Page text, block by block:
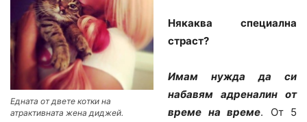
Едната от двете котки на
атрактивната жена диджей.
Някаква специална
страст?
Имам нужда да си
набавям адреналин от
време на време. От 5